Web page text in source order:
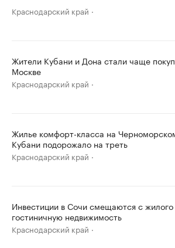
Краснодарский край
Жители Кубани и Дона стали чаще
Москве
Краснодарский край
Жилье комфорт-класса на
Кубани подорожало на треть
Краснодарский край
Инвестиции в Сочи смещаются с
гостиничную недвижимость
Краснодарский край